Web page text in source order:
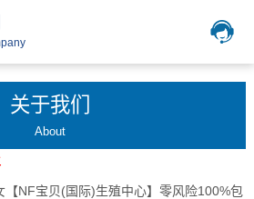
关于我们
About
NF宝贝(国际)生殖中心】零风险100%包